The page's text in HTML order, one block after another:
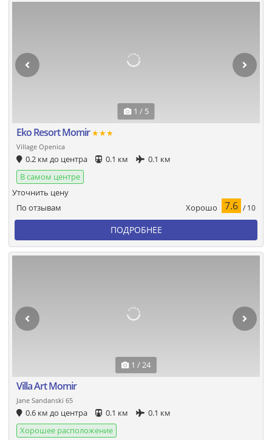
1 / 5
Eko Resort Momir★★★
Village Openica
0.2 км до центра 0.1 км
0.1 км
В самом центре
По отзывам Хорошо 7.6 / 10
Уточнить цену
ПОДРОБНЕЕ
1 / 24
Villa Art Momir
Jane Sandanski 65
0.6 км до центра 0.1 км
0.1 км
Хорошее расположение